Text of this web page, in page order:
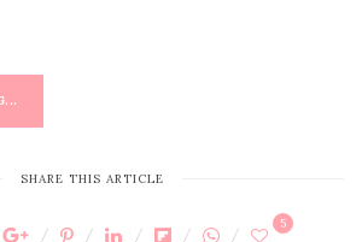
SHARE THIS ARTICLE
5